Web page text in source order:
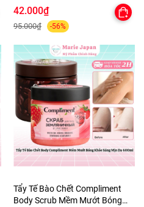
42.000₫
95.000₫ -56%
Tẩy Tế Bào Chết Compliment
Body Scrub Mềm Mướt Bóng